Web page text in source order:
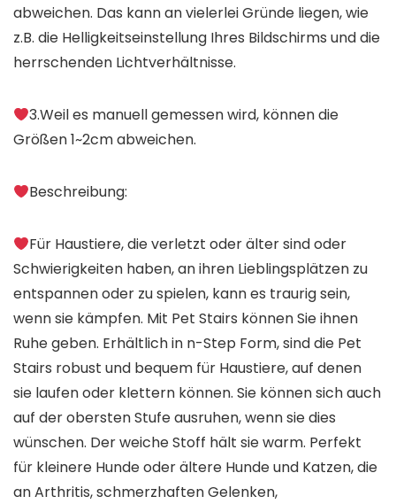
abweichen. Das kann an vielerlei Gründe liegen, wie
z.B. die Helligkeitseinstellung Ihres Bildschirms und die
herrschenden Lichtverhältnisse.
3.Weil es manuell gemessen wird, können die
Größen 1~2cm abweichen.
Beschreibung:
Für Haustiere, die verletzt oder älter sind oder
Schwierigkeiten haben, an ihren Lieblingsplätzen zu
entspannen oder zu spielen, kann es traurig sein,
wenn sie kämpfen. Mit Pet Stairs können Sie ihnen
Ruhe geben. Erhältlich in n-Step Form, sind die Pet
Stairs robust und bequem für Haustiere, auf denen
sie laufen oder klettern können. Sie können sich auch
auf der obersten Stufe ausruhen, wenn sie dies
wünschen. Der weiche Stoff hält sie warm. Perfekt
für kleinere Hunde oder ältere Hunde und Katzen, die
an Arthritis, schmerzhaften Gelenken,